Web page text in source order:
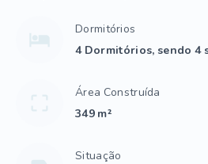
Dormitórios
4 Dormitórios, sendo 4
Área Construída
349 m²
Situação